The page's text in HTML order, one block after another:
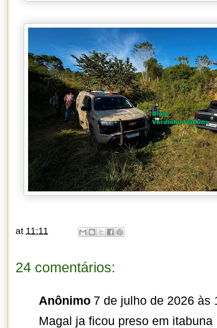
at 11:11
24 comentários:
Anônimo 7 de julho de 2026 às
Magal ja ficou preso em itabuna